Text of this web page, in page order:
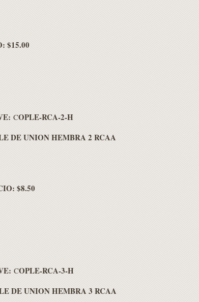
$15.00
COPLE-RCA-2-H
DE UNION HEMBRA 2 RCAA
$8.50
COPLE-RCA-3-H
DE UNION HEMBRA 3 RCAA